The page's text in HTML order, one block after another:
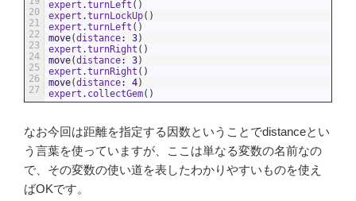
20
21
22
23
24
25
26
27
expert .turnLeft ( )
expert .turnLockUp( )
expert .turnLeft ( )
move(distance: 3)
expert .turnRight ( )
move(distance: 3)
expert .turnRight ( )
move(distance: 4)
expert . collectGem( )
なお今回は距離を指定する因数ということでdistanceとい
う言葉を使っていますが、ここは単なる変数の名前なの
で、その変数の使い道を表したわかりやすいものを使え
ばOKです。